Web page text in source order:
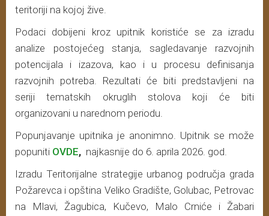
teritoriji na kojoj žive.
Podaci dobijeni kroz upitnik koristiće se za izradu
analize postojećeg stanja, sagledavanje razvojnih
potencijala i izazova, kao i u procesu definisanja
razvojnih potreba. Rezultati će biti predstavljeni na
seriji tematskih okruglih stolova koji će biti
organizovani u narednom periodu.
Popunjavanje upitnika je anonimno. Upitnik se može
popuniti OVDE, najkasnije do 6. aprila 2026. god.
Izradu Teritorijalne strategije urbanog područja grada
Požarevca i opština Veliko Gradište, Golubac, Petrovac
na Mlavi, Žagubica, Kučevo, Malo Crniće i Žabari